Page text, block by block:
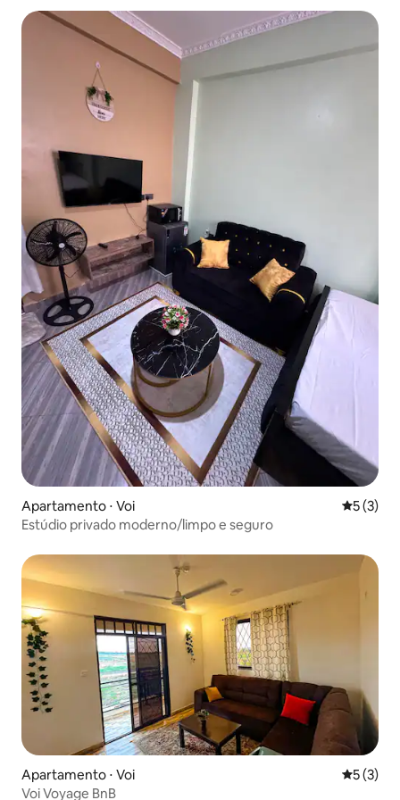
Apartamento ⋅ Voi 5 de
5 (3)
Estúdio privado moderno/limpo e seguro
Apartamento ⋅ Voi 5 de
5 (3)
Voi Voyage BnB